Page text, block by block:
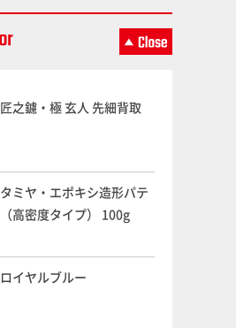
匠之鑢・極 玄人 先細背取
タミヤ・エポキシ造形パテ
（高密度タイプ） 100g
ロイヤルブルー